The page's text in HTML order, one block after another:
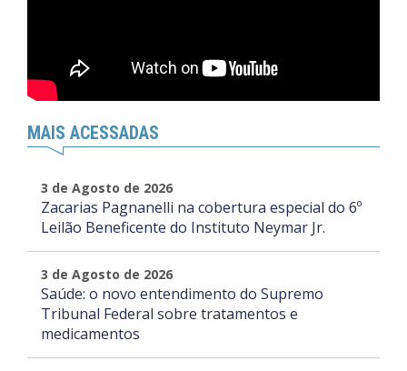
MAIS ACESSADAS
3 de Agosto de 2026
Zacarias Pagnanelli na cobertura especial do 6º
Leilão Beneficente do Instituto Neymar Jr.
3 de Agosto de 2026
Saúde: o novo entendimento do Supremo
Tribunal Federal sobre tratamentos e
medicamentos